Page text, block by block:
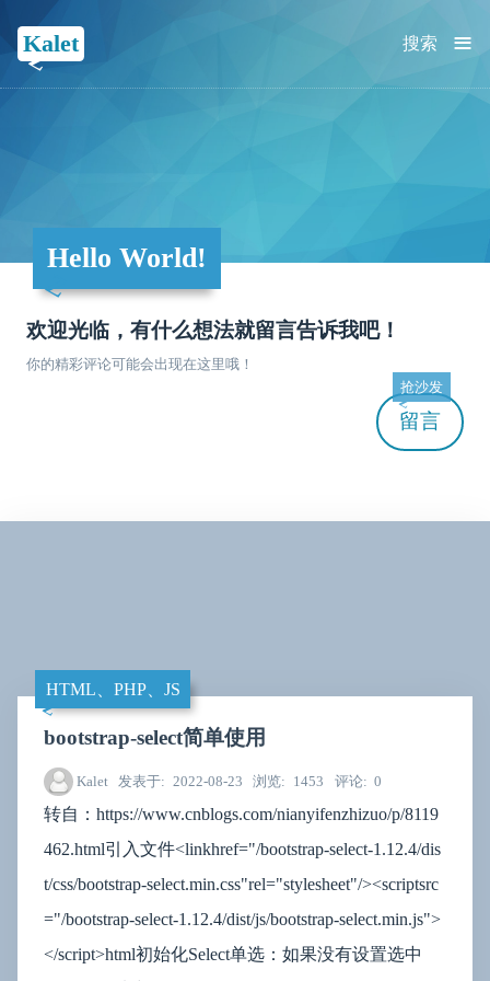
Kalet ≡
搜索
Hello World!
欢迎光临，有什么想法就留言告诉我吧！
你的精彩评论可能会出现在这里哦！
留言
抢沙发
HTML、PHP、JS
bootstrap-select简单使用
Kalet 发表于 2022-08-23 浏览 1453 评论 0
转自：https://www.cnblogs.com/nianyifenzhizuo/p/8119
462.html引入文件<linkhref="/bootstrap-select-1.12.4/dis
t/css/bootstrap-select.min.css"rel="stylesheet"/><scriptsrc
="/bootstrap-select-1.12.4/dist/js/bootstrap-select.min.js">
</script>html初始化Select单选：如果没有设置选中